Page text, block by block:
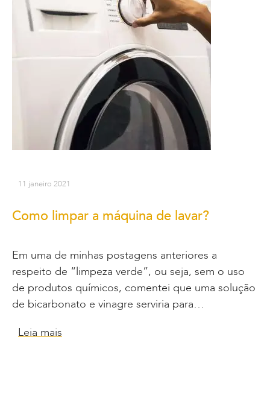
11 janeiro 2021
Como limpar a máquina de lavar?
Em uma de minhas postagens anteriores a
respeito de “limpeza verde”, ou seja, sem o uso
de produtos químicos, comentei que uma solução
de bicarbonato e vinagre serviria para…
Leia mais